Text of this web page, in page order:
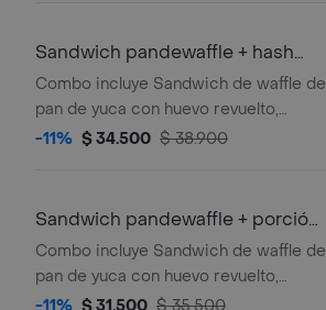
Sandwich pandewaffle + hash
brown
Combo incluye Sandwich de waffle de
pan de yuca con huevo revuelto,
queso cheddar, tocineta crocante y
-11% $ 34.500 $ 38.900
Sandwich pandewaffle + porción
de fruta
Combo incluye Sandwich de waffle de
pan de yuca con huevo revuelto,
queso cheddar, tocineta crocante y